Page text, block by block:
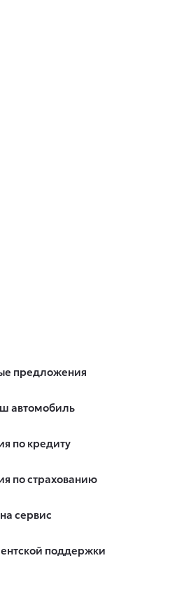
предложения
автомобиль
по кредиту
по страхованию
сервис
поддержки